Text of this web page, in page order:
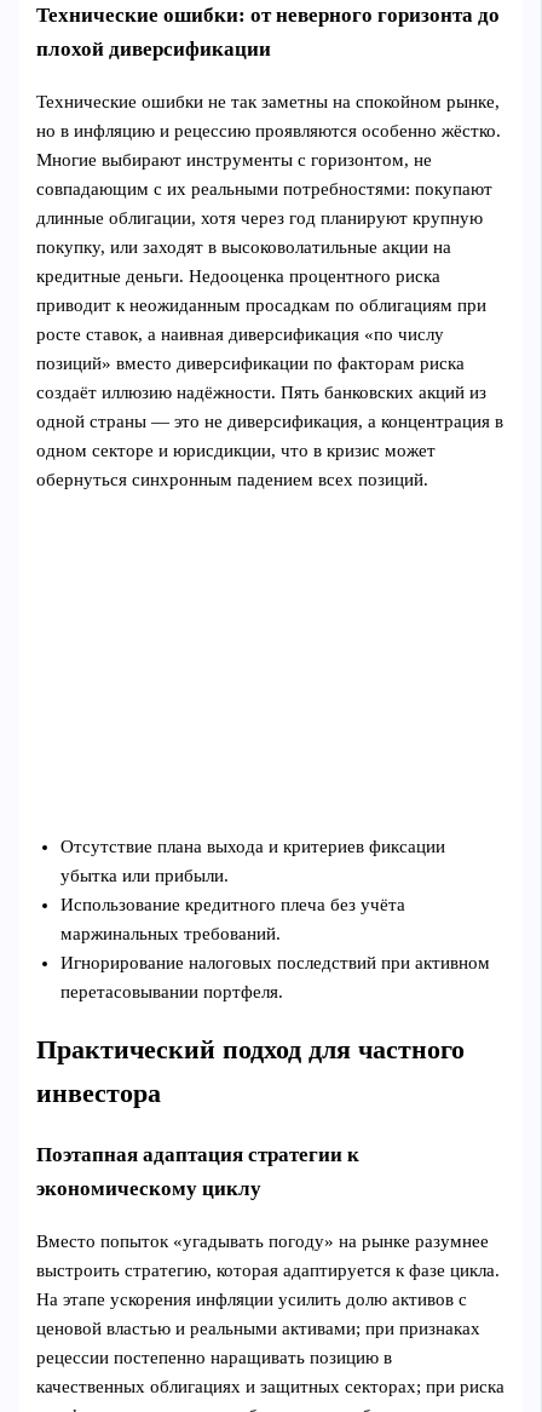
Технические ошибки: от неверного горизонта до
плохой диверсификации
Технические ошибки не так заметны на спокойном рынке,
но в инфляцию и рецессию проявляются особенно жёстко.
Многие выбирают инструменты с горизонтом, не
совпадающим с их реальными потребностями: покупают
длинные облигации, хотя через год планируют крупную
покупку, или заходят в высоковолатильные акции на
кредитные деньги. Недооценка процентного риска
приводит к неожиданным просадкам по облигациям при
росте ставок, а наивная диверсификация «по числу
позиций» вместо диверсификации по факторам риска
создаёт иллюзию надёжности. Пять банковских акций из
одной страны — это не диверсификация, а концентрация в
одном секторе и юрисдикции, что в кризис может
обернуться синхронным падением всех позиций.
Отсутствие плана выхода и критериев фиксации
убытка или прибыли.
Использование кредитного плеча без учёта
маржинальных требований.
Игнорирование налоговых последствий при активном
перетасовывании портфеля.
Практический подход для частного
инвестора
Поэтапная адаптация стратегии к
экономическому циклу
Вместо попыток «угадывать погоду» на рынке разумнее
выстроить стратегию, которая адаптируется к фазе цикла.
На этапе ускорения инфляции усилить долю активов с
ценовой властью и реальными активами; при признаках
рецессии постепенно наращивать позицию в
качественных облигациях и защитных секторах; при риска